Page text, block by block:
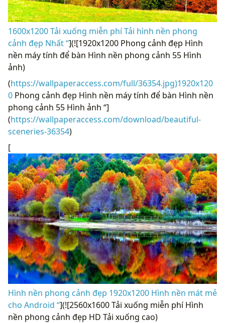
1600x1200 Tải xuống miễn phí Tải hình nền phong
cảnh đẹp Nhất “](![1920x1200 Phong cảnh đẹp Hình
nền máy tính để bàn Hình nền phong cảnh 55 Hình
ảnh)
(https://wallpaperaccess.com/full/36354.jpg)1920x120
0 Phong cảnh đẹp Hình nền máy tính để bàn Hình nền
phong cảnh 55 Hình ảnh “]
(https://wallpaperaccess.com/download/beautiful-
sceneries-36354)
[
Hình nền phong cảnh đẹp 1920x1200 Hình nền mát mẻ
cho Android “](![2560x1600 Tải xuống miễn phí Hình
nền phong cảnh đẹp HD Tải xuống cao)